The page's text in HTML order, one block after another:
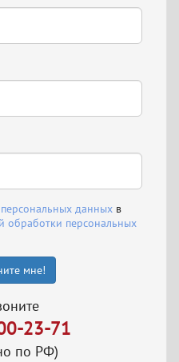
данных в
обработки персональных
мне!
23-71
по РФ)